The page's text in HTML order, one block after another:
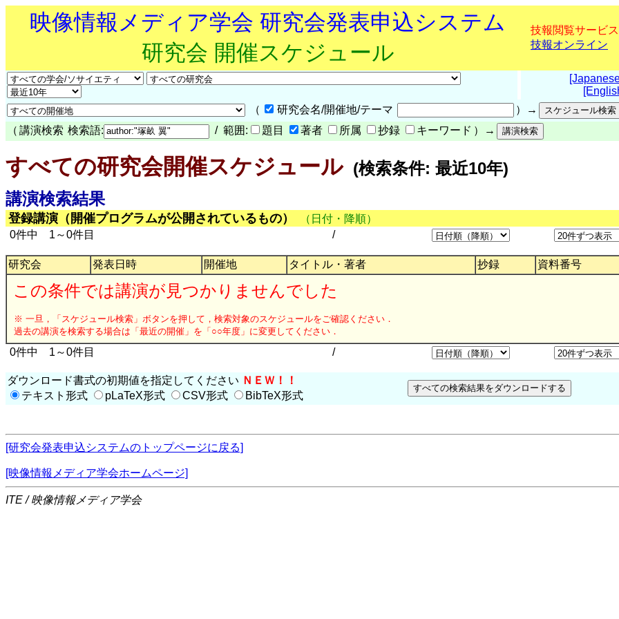
映像情報メディア学会 研究会発表申込システム
研究会 開催スケジュール
技報閲覧サービス
技報オンライン
（
研究会名/開催地/テーマ
）→
（ 講演検索 検索語: / 範囲: 題目 著者 所属 抄録 キーワード ）→
すべての研究会開催スケジュール(検索条件: 最近10年)
講演検索結果
登録講演（開催プログラムが公開されているもの）
（日付・降順）
0件中 1～0件目
/
研究会 発表日時 開催地 タイトル・著者 抄録 資料番号
この条件では講演が見つかりませんでした
※ 一旦，「スケジュール検索」ボタンを押して，検索対象のスケジュールをご確認ください．
過去の講演を検索する場合は「最近の開催」を「○○年度」に変更してください．
0件中 1～0件目 /
ダウンロード書式の初期値を指定してください ＮＥＷ！！
テキスト形式
pLaTeX形式 CSV形式 BibTeX形式
[研究会発表申込システムのトップページに戻る]
[映像情報メディア学会ホームページ]
ITE / 映像情報メディア学会